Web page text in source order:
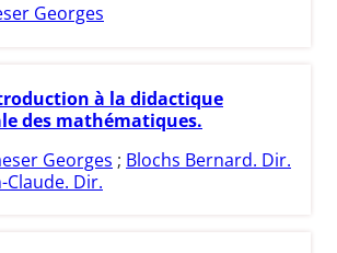
Georges
à la didactique
des mathématiques.
Georges ; Blochs Bernard. Dir.
Claude. Dir.